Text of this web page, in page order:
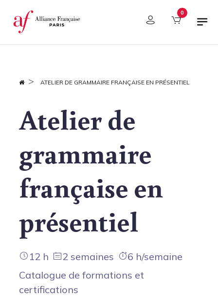
Panneau de gestion des cookies 0
ATELIER DE GRAMMAIRE FRANÇAISE EN PRÉSENTIEL
Atelier de
grammaire
française en
présentiel
12 h 2 semaines
6 h/semaine
Catalogue de formations et
certifications